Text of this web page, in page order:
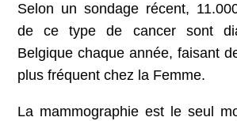
Selon un sondage récent,
de ce type de cancer sont
Belgique chaque année, faisant
plus fréquent chez la Femme.
La mammographie est le seul